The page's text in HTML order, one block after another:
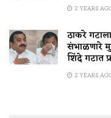
2 YEARS
ठाकरे
संभाळणारे
शिंदे गटात
2 YEARS